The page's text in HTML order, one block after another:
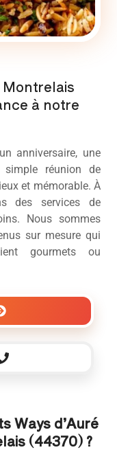
à notre
anniversaire, une
simple réunion de
et mémorable. À
des services de
Nous sommes
sur mesure qui
gourmets ou
Ways d’Auré
(44370) ?